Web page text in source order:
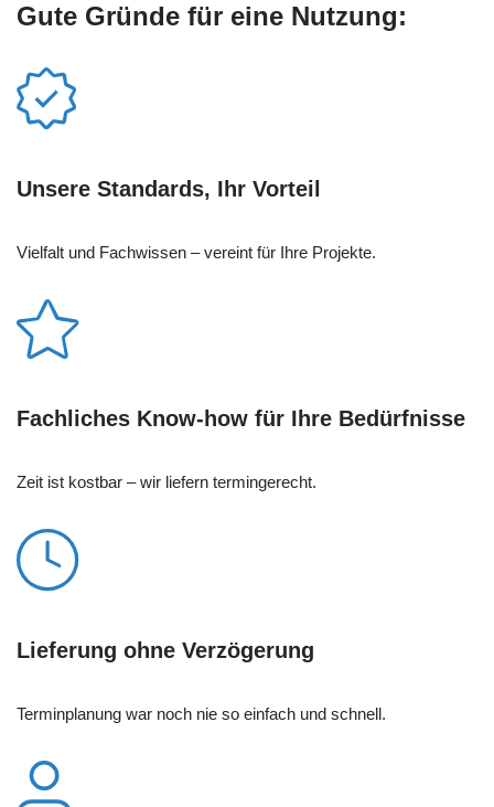
Gute Gründe für eine Nutzung:
Unsere Standards, Ihr Vorteil
Vielfalt und Fachwissen – vereint für Ihre Projekte.
Fachliches Know-how für Ihre Bedürfnisse
Zeit ist kostbar – wir liefern termingerecht.
Lieferung ohne Verzögerung
Terminplanung war noch nie so einfach und schnell.